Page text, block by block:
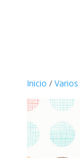
Inicio / Varios